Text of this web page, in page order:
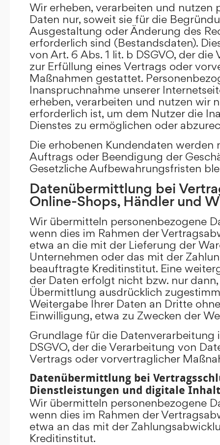
Wir erheben, verarbeiten und nutzen
Daten nur, soweit sie für die
Ausgestaltung oder Änderung des
erforderlich sind (Bestandsdaten).
von Art. 6 Abs. 1 lit. b DSGVO, der
zur Erfüllung eines Vertrags oder
Maßnahmen gestattet.
Inanspruchnahme unserer
erheben, verarbeiten und nutzen wir
erforderlich ist, um dem Nutzer die
Dienstes zu ermöglichen oder
Die erhobenen Kundendaten werden
Auftrags oder Beendigung der
Gesetzliche Aufbewahrungsfristen
Datenübermittlung bei
Online-Shops, Händler und
Wir übermitteln personenbezogene
wenn dies im Rahmen der
etwa an die mit der Lieferung der
Unternehmen oder das mit der
beauftragte Kreditinstitut. Eine
der Daten erfolgt nicht bzw. nur
Übermittlung ausdrücklich
Weitergabe Ihrer Daten an Dritte
Einwilligung, etwa zu Zwecken der
Grundlage für die Datenverarbeitung
DSGVO, der die Verarbeitung von
Vertrags oder vorvertraglicher
Datenübermittlung bei
Dienstleistungen und digitale
Wir übermitteln personenbezogene
wenn dies im Rahmen der
etwa an das mit der
Kreditinstitut.